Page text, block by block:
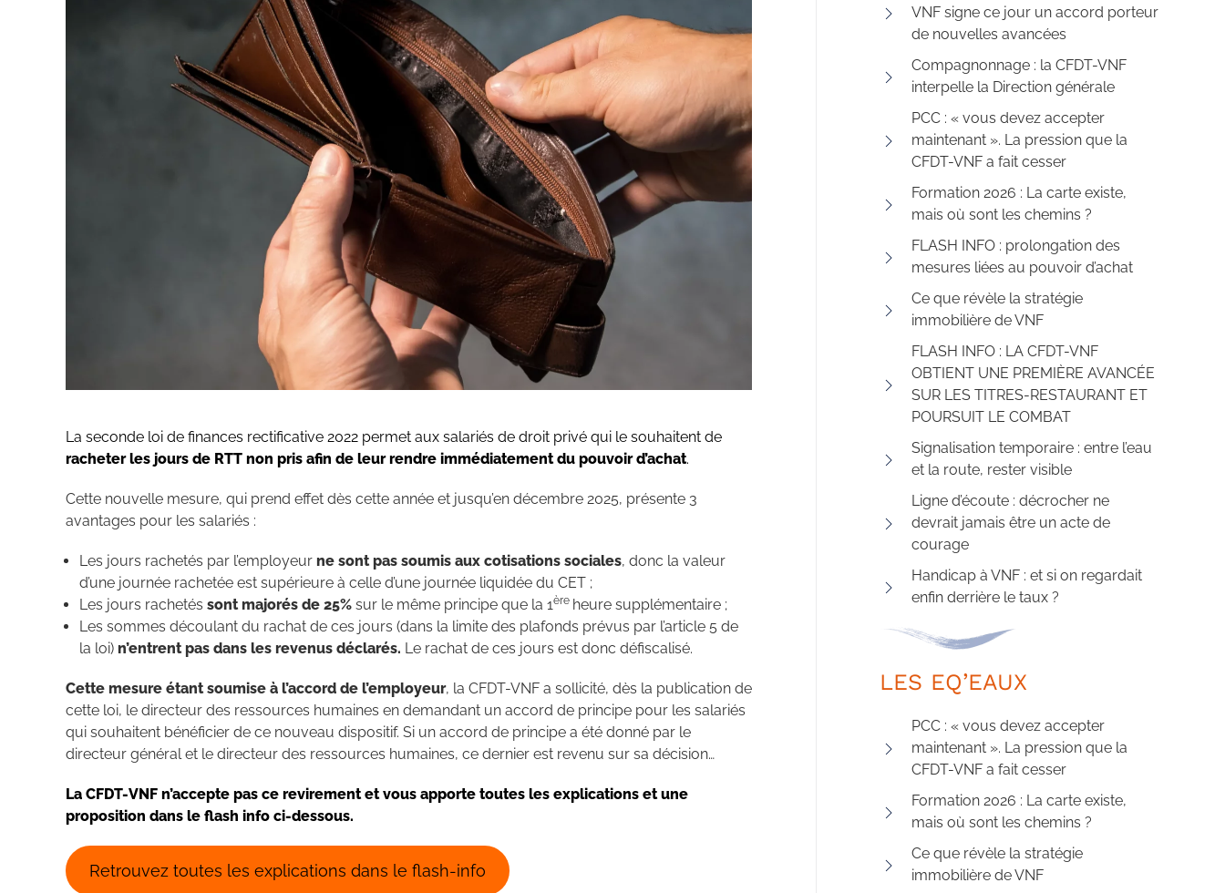
La seconde loi de finances rectificative 2022 permet aux salariés de droit privé qui le souhaitent de
racheter les jours de RTT non pris afin de leur rendre immédiatement du pouvoir d’achat.
Cette nouvelle mesure, qui prend effet dès cette année et jusqu’en décembre 2025, présente 3
avantages pour les salariés :
Les jours rachetés par l’employeur ne sont pas soumis aux cotisations sociales, donc la valeur
d’une journée rachetée est supérieure à celle d’une journée liquidée du CET ;
Les jours rachetés sont majorés de 25% sur le même principe que la 1ère heure supplémentaire ;
Les sommes découlant du rachat de ces jours (dans la limite des plafonds prévus par l’article 5 de
la loi) n’entrent pas dans les revenus déclarés. Le rachat de ces jours est donc défiscalisé.
Cette mesure étant soumise à l’accord de l’employeur, la CFDT-VNF a sollicité, dès la publication de
cette loi, le directeur des ressources humaines en demandant un accord de principe pour les salariés
qui souhaitent bénéficier de ce nouveau dispositif. Si un accord de principe a été donné par le
directeur général et le directeur des ressources humaines, ce dernier est revenu sur sa décision…
La CFDT-VNF n’accepte pas ce revirement et vous apporte toutes les explications et une
proposition dans le flash info ci-dessous.
Retrouvez toutes les explications dans le flash-info
VNF signe ce jour un accord porteur
de nouvelles avancées
Compagnonnage : la CFDT-VNF
interpelle la Direction générale
PCC : « vous devez accepter
maintenant ». La pression que la
CFDT-VNF a fait cesser
Formation 2026 : La carte existe,
mais où sont les chemins ?
FLASH INFO : prolongation des
mesures liées au pouvoir d’achat
Ce que révèle la stratégie
immobilière de VNF
FLASH INFO : LA CFDT-VNF
OBTIENT UNE PREMIÈRE AVANCÉE
SUR LES TITRES-RESTAURANT ET
POURSUIT LE COMBAT
Signalisation temporaire : entre l’eau
et la route, rester visible
Ligne d’écoute : décrocher ne
devrait jamais être un acte de
courage
Handicap à VNF : et si on regardait
enfin derrière le taux ?
LES EQ’EAUX
PCC : « vous devez accepter
maintenant ». La pression que la
CFDT-VNF a fait cesser
Formation 2026 : La carte existe,
mais où sont les chemins ?
Ce que révèle la stratégie
immobilière de VNF